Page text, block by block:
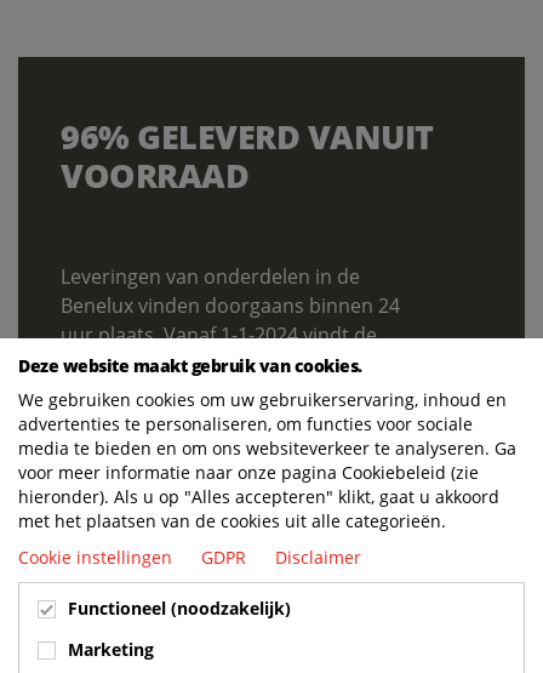
96% GELEVERD VANUIT
VOORRAAD
Leveringen van onderdelen in de
Benelux vinden doorgaans binnen 24
uur plaats. Vanaf 1-1-2024 vindt de
levering van Spareparts voor
nederlandse klanten direct plaats door
Terberg Tractors Nederland. Vanaf 1-1-
2024 vindt de levering van Spareparts
voor belgische klanten direct plaats
door Terberg Tractors België.
De beschikbaarheid van
reserveonderdelen is gegarandeerd tot
15 jaar na levering van een voertuig.
Onderdelen zijn normaal gesproken
echter aanzienlijk langer leverbaar.
Deze website maakt gebruik van cookies.
We gebruiken cookies om uw gebruikerservaring, inhoud en
advertenties te personaliseren, om functies voor sociale
media te bieden en om ons websiteverkeer te analyseren. Ga
voor meer informatie naar onze pagina Cookiebeleid (zie
hieronder). Als u op "Alles accepteren" klikt, gaat u akkoord
met het plaatsen van de cookies uit alle categorieën.
Cookie instellingen
GDPR Disclaimer
Functioneel (noodzakelijk)
Marketing